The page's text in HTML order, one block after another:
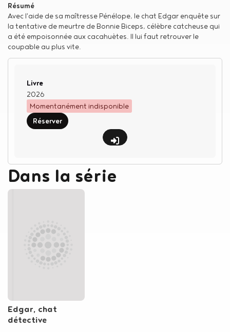
Résumé
Avec l'aide de sa maîtresse Pénélope, le chat Edgar enquête sur
la tentative de meurtre de Bonnie Biceps, célèbre catcheuse qui
a été empoisonnée aux cacahuètes. Il lui faut retrouver le
coupable au plus vite.
Type de support matériel
Livre
2026
Momentanément indisponible
Réserver
Dans la série
Edgar, chat
détective